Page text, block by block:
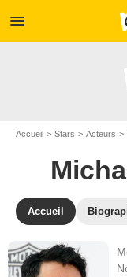
menu
Accueil Stars Acteurs
Accueil